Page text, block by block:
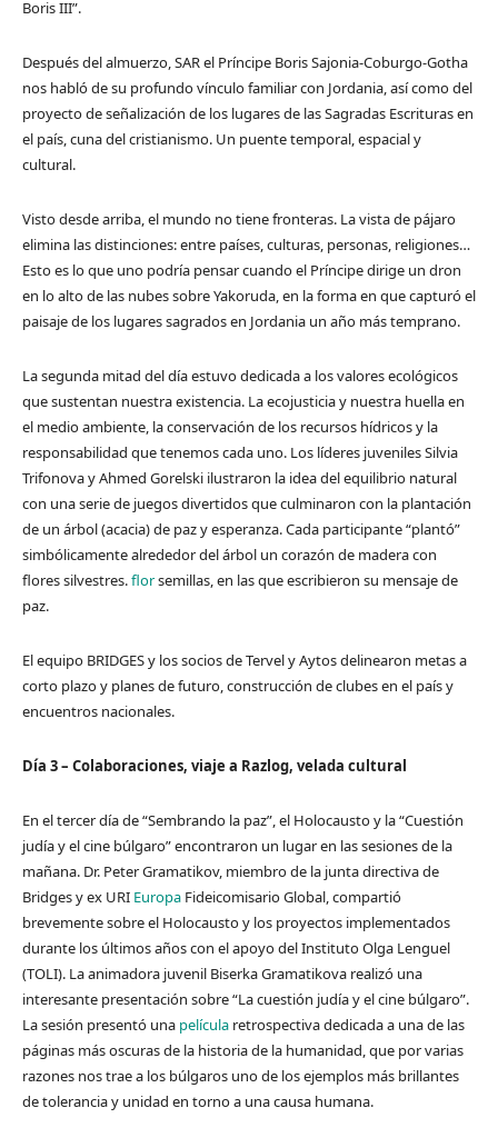
Boris III”.
Después del almuerzo, SAR el Príncipe Boris Sajonia-Coburgo-Gotha
nos habló de su profundo vínculo familiar con Jordania, así como del
proyecto de señalización de los lugares de las Sagradas Escrituras en
el país, cuna del cristianismo. Un puente temporal, espacial y
cultural.
Visto desde arriba, el mundo no tiene fronteras. La vista de pájaro
elimina las distinciones: entre países, culturas, personas, religiones…
Esto es lo que uno podría pensar cuando el Príncipe dirige un dron
en lo alto de las nubes sobre Yakoruda, en la forma en que capturó el
paisaje de los lugares sagrados en Jordania un año más temprano.
La segunda mitad del día estuvo dedicada a los valores ecológicos
que sustentan nuestra existencia. La ecojusticia y nuestra huella en
el medio ambiente, la conservación de los recursos hídricos y la
responsabilidad que tenemos cada uno. Los líderes juveniles Silvia
Trifonova y Ahmed Gorelski ilustraron la idea del equilibrio natural
con una serie de juegos divertidos que culminaron con la plantación
de un árbol (acacia) de paz y esperanza. Cada participante “plantó”
simbólicamente alrededor del árbol un corazón de madera con
flores silvestres.florsemillas, en las que escribieron su mensaje de
paz.
El equipo BRIDGES y los socios de Tervel y Aytos delinearon metas a
corto plazo y planes de futuro, construcción de clubes en el país y
encuentros nacionales.
Día 3 – Colaboraciones, viaje a Razlog, velada cultural
En el tercer día de “Sembrando la paz”, el Holocausto y la “Cuestión
judía y el cine búlgaro” encontraron un lugar en las sesiones de la
mañana. Dr. Peter Gramatikov, miembro de la junta directiva de
Bridges y ex URI Europa Fideicomisario Global, compartió
brevemente sobre el Holocausto y los proyectos implementados
durante los últimos años con el apoyo del Instituto Olga Lenguel
(TOLI). La animadora juvenil Biserka Gramatikova realizó una
interesante presentación sobre “La cuestión judía y el cine búlgaro”.
La sesión presentó una película retrospectiva dedicada a una de las
páginas más oscuras de la historia de la humanidad, que por varias
razones nos trae a los búlgaros uno de los ejemplos más brillantes
de tolerancia y unidad en torno a una causa humana.